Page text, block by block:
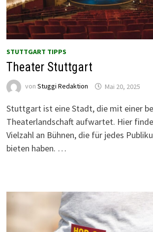
STUTTGART TIPPS
Theater Stuttgart
von Stuggi Redaktion Mai 20, 2025
Stuttgart ist eine Stadt, die mit einer
Theaterlandschaft aufwartet. Hier
Vielzahl an Bühnen, die für jedes
bieten haben. …